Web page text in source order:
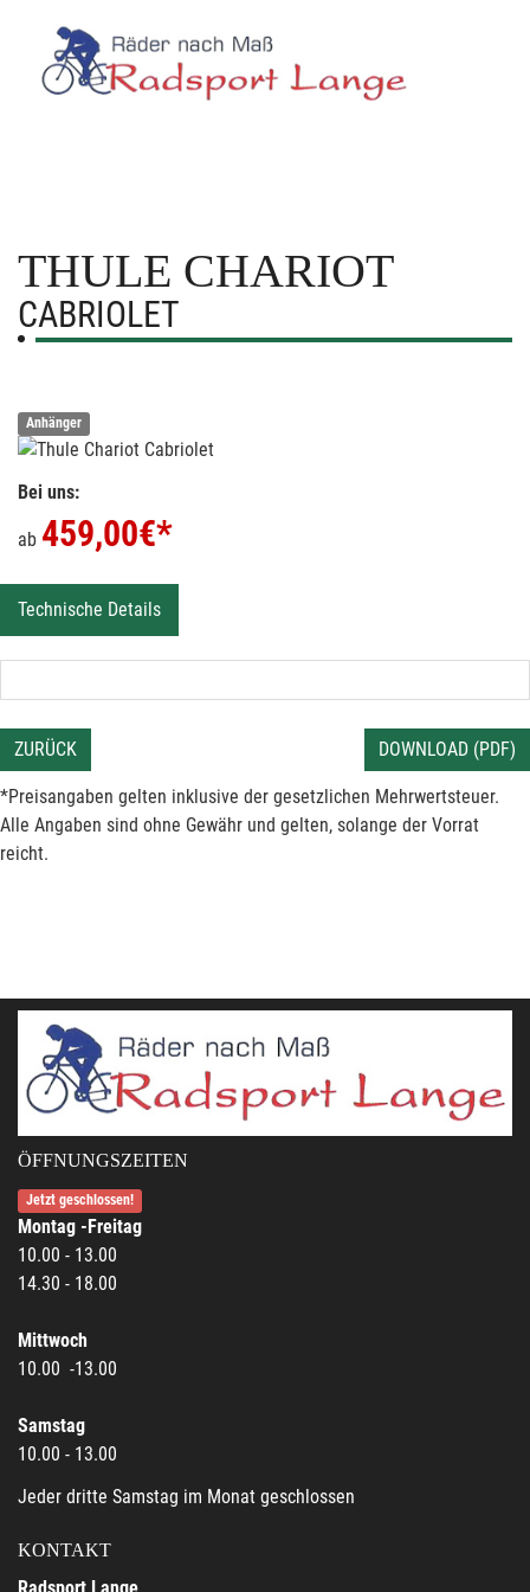
THULE CHARIOT
CABRIOLET
Anhänger
Bei uns:
ab 459,00€*
Technische Details
ZURÜCK DOWNLOAD (PDF)
*Preisangaben gelten inklusive der gesetzlichen Mehrwertsteuer.
Alle Angaben sind ohne Gewähr und gelten, solange der Vorrat
reicht.
ÖFFNUNGSZEITEN
Jetzt geschlossen!
Montag -Freitag
10.00 - 13.00
14.30 - 18.00
Mittwoch
10.00 -13.00
Samstag
10.00 - 13.00
Jeder dritte Samstag im Monat geschlossen
KONTAKT